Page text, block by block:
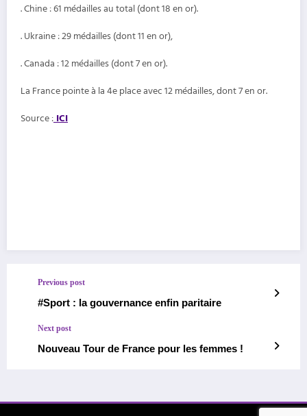
. Chine : 61 médailles au total (dont 18 en or).
. Ukraine : 29 médailles (dont 11 en or),
. Canada : 12 médailles (dont 7 en or).
La France pointe à la 4e place avec 12 médailles, dont 7 en or.
Source : ICI
Previous post
#Sport : la gouvernance enfin paritaire
Next post
Nouveau Tour de France pour les femmes !